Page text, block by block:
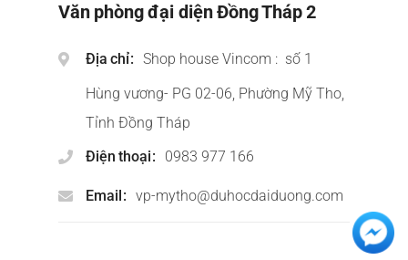
Văn phòng đại diện Đồng Tháp 2
Địa chỉ
Shop house Vincom : số 1
Hùng vương- PG 02-06, Phường Mỹ Tho,
Tỉnh Đồng Tháp
Điện thoại
0983 977 166
Email vp-mytho@duhocdaiduong.com